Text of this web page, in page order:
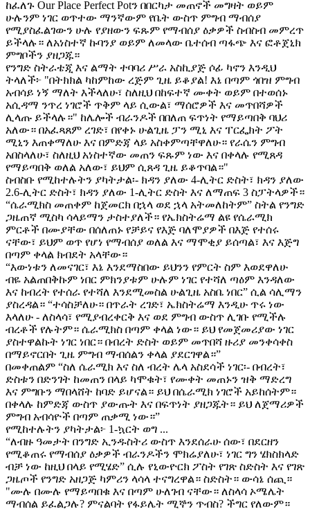
ከፈለጉ Our Place Perfect Potን በበርካታ መጠኖች መግዛት ወይም
ሁሉንም ነገር ወጥተው ማንኛውም የቤት ውስጥ ምግብ ማብሰያ
የሚያስፈልገውን ሁሉ የያዘውን ፍጹም የማብሰያ ዕቃዎች ስብስብ መምረጥ
ይችላሉ። ለአነስተኛ ኩባንያ ወይም ለመላው ቤተሰብ ጣፋጭ እና ፎቶጀኒክ
ምግቦችን ያዘጋጁ።
የንግድ ስትራቴጂ እና ልማት ተባባሪ ሥራ አስኪያጅ ሶፊ ካኖን እንዲህ
ትላለች፦ "በትክክል ካከምከው ረጅም ጊዜ ይቆያል! እኔ በጣም ጎበዝ ምግብ
አብሳይ ነኝ ማለት እችላለሁ፣ ስለዚህ በከፍተኛ ሙቀት ወይም በተወሰኑ
አሲዳማ ንጥረ ነገሮች ጥቅም ላይ ሲውል፣ ማሰሮዎች እና መጥበሻዎች
ሊላጡ ይችላሉ።" ከሌሎች ብራንዶች በበለጠ ፍጥነት የማይጣበቅ ባህሪ
አለው። በአፈጻጸም ረገድ፣ በየቀኑ ሁልጊዜ ፓን ሚኒ እና ፐርፌክት ፖት
ሚኒን እጠቀማለሁ እና በምድጃ ላይ አስቀምጣቸዋለሁ። የራሴን ምግብ
አበስላለሁ፣ ስለዚህ አነስተኛው መጠን ፍጹም ነው እና በቀላሉ የሚጸዳ
የማይጣበቅ ወለል አለው፣ ይህም ሲጸዳ ጊዜ ይቆጥባል።"
ስብስቡ የሚከተሉትን ያካትታል፡- ክዳን ያለው 4-ሊትር ድስት፣ ክዳን ያለው
2.6-ሊትር ድስት፣ ክዳን ያለው 1-ሊትር ድስት እና ለማጠፍ 3 ስፓትላዎች።
“ሴራሚክስ መጠቀም ከጀመርክ በኋላ ወደ ኋላ አትመለከትም” ስትል የንግድ
ጋዜጠኛ ሚስካ ሳላይማን ታስተያለች። የኤክስትሬማ ልዩ የሴራሚክ
ምርቶች በሙያቸው በሰለጠኑ የቻይና የእጅ ባለሞያዎች በእጅ የተሰሩ
ናቸው፣ ይህም ወጥ የሆነ የማብሰያ ወለል እና ማሞቂያ ይሰጣል፣ እና እጅግ
በጣም ቀላል ክብደት አላቸው።
“እውነቱን ለመናገር፣ እኔ እንደማስበው ይህንን የምርት ስም እወደዋለሁ
ብዬ አልጠበቅኩም ነበር ምክንያቱም ሁሉም ነገር የተሻለ ጣዕም እንዳለው
እና ከብረት የተሰራ የተሻለ እንደሚመስል ሁልጊዜ አስቤ ነበር” ሲል ሳሊማን
ያስረዳል። “ተሳስቻለሁ። በጥራት ረገድ፣ ኤክስትሬማ እንዲሁ ጥሩ ነው
እላለሁ - ለስላሳ፣ የሚያብረቀርቅ እና ወደ ምግብ ውስጥ ሊገቡ የሚችሉ
ብረቶች የሉትም። ሴራሚክስ በጣም ቀላል ነው። ይህ የመጀመሪያው ነገር
ያስተዋልኩት ነገር ነበር። በብረት ድስት ወይም መጥበሻ ዙሪያ መንቀሳቀስ
በማይኖርበት ጊዜ ምግብ ማብሰልን ቀላል ያደርገዋል።”
በመቀጠልም “ስለ ሴራሚክ እና ስለ ብረት ሌላ አስደሳች ነገር፡- በብረት፣
ድስቱን በድንገት ከመጠን በላይ ካሞቁት፣ የሙቀት መጠኑን ዝቅ ማድረግ
እና ምግቡን ማበላሸት ከባድ ይሆናል። ይህ በሴራሚክ ነገሮች አይከሰትም።
በቀላሉ ከምድጃ ውስጥ ያውጡት እና በፍጥነት ያዘጋጁት። ይህ ለጀማሪዎች
ምግብ አብሳዮች በጣም ጠቃሚ ነው።”
የሚከተሉትን ያካትታል፦ 1-ኳርት ወግ ...
“ለብዙ ዓመታት በንግድ ኢንዱስትሪ ውስጥ እንደሰራሁ ሰው፣ በደርዘን
የሚቆጠሩ የማብሰያ ዕቃዎች ብራንዶችን ሞክሬያለሁ፣ ነገር ግን ሄክስክላድ
ብቻ ነው ከዚህ በላይ የሚሄድ” ሲሉ የኒውዮርክ ፖስት የገጽ ስድስት እና የገጽ
ጋዜጦች የንግድ አዘጋጅ ካምሪን ላሳላ ተናግረዋል። ስድስት። ውሳኔ ሰጪ።
"ሙሉ በሙሉ የማይጣበቁ እና በጣም ሁለገብ ናቸው። ለስላሳ ኦሜሌት
ማብሰል ይፈልጋሉ? ምናልባት የፋይሌት ሚኞን ጥብስ? ችግር የለውም።